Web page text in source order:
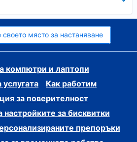
своето място за настаняване
компютри и лаптопи
Как работим
за поверителност
настройките за бисквитки
препоръки